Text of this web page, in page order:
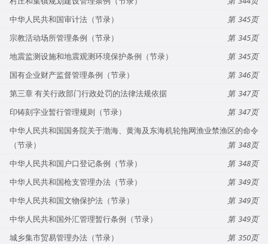
中华人民共和国审计法（节录）
345
宗教活动场所管理条例（节录）
345
地震监测设施和地震观测环境保护条例（节录）
345
国有企业财产监督管理条例（节录）
346
第三章 有关行政部门行政处罚的法律法规依据
347
印铸刻字业暂行管理规则（节录）
347
中华人民共和国国务院关于渤海、黄海及东海机轮拖网渔业禁渔区的命令
（节录）
348
中华人民共和国户口登记条例（节录）
348
中华人民共和国枪支管理办法（节录）
349
中华人民共和国文物保护法（节录）
349
中华人民共和国外汇管理暂行条例（节录）
349
城乡集市贸易管理办法（节录）
350